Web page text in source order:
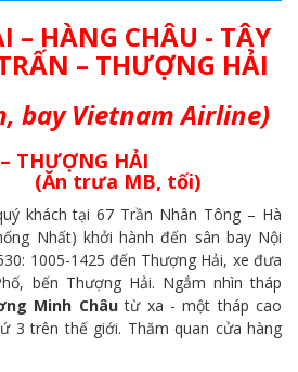
– HÀNG CHÂU - TÂY
– THƯỢNG HẢI
bay Vietnam Airline)
NỘI – THƯỢNG HẢI
MB, tối)
khách tại 67 Trần Nhân Tông – Hà
Nhất) khởi hành đến sân bay Nội
1005-1425 đến Thượng Hải, xe đưa
bến Thượng Hải. Ngắm nhìn tháp
Minh Châutừ xa - một tháp cao
3 trên thế giới. Thăm quan cửa hàng